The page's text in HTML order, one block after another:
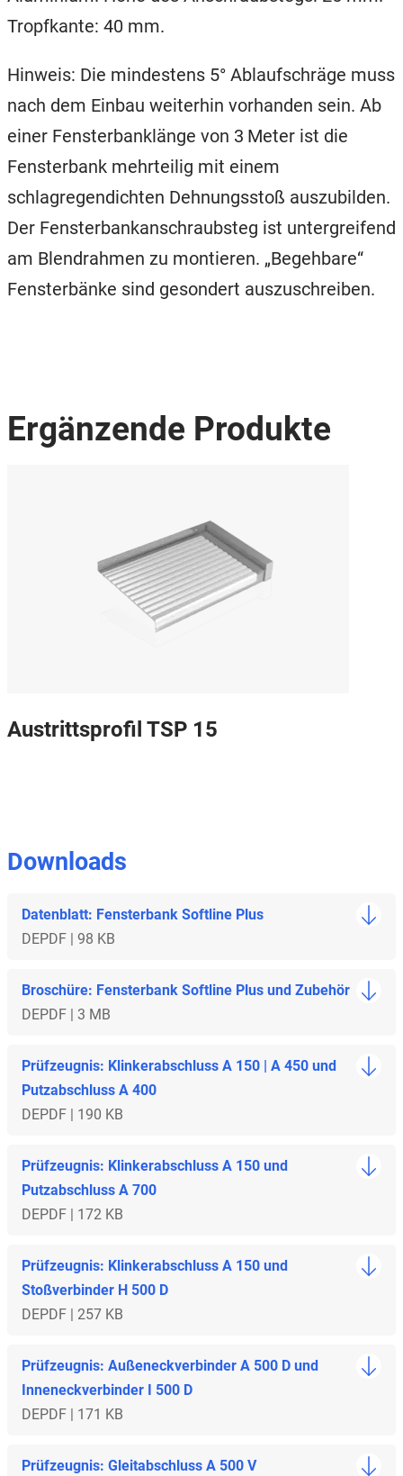
Tropfkante: 40 mm.
Hinweis: Die mindestens 5° Ablaufschräge muss
nach dem Einbau weiterhin vorhanden sein. Ab
einer Fensterbanklänge von 3 Meter ist die
Fensterbank mehrteilig mit einem
schlagregendichten Dehnungsstoß auszubilden.
Der Fensterbankanschraubsteg ist untergreifend
am Blendrahmen zu montieren. „Begehbare“
Fensterbänke sind gesondert auszuschreiben.
Ergänzende Produkte
Austrittsprofil TSP 15
Downloads
Datenblatt: Fensterbank Softline Plus
DEPDF | 98 KB
Broschüre: Fensterbank Softline Plus und Zubehör
DEPDF | 3 MB
Prüfzeugnis: Klinkerabschluss A 150 | A 450 und
Putzabschluss A 400
DEPDF | 190 KB
Prüfzeugnis: Klinkerabschluss A 150 und
Putzabschluss A 700
DEPDF | 172 KB
Prüfzeugnis: Klinkerabschluss A 150 und
Stoßverbinder H 500 D
DEPDF | 257 KB
Prüfzeugnis: Außeneckverbinder A 500 D und
Inneneckverbinder I 500 D
DEPDF | 171 KB
Prüfzeugnis: Gleitabschluss A 500 V